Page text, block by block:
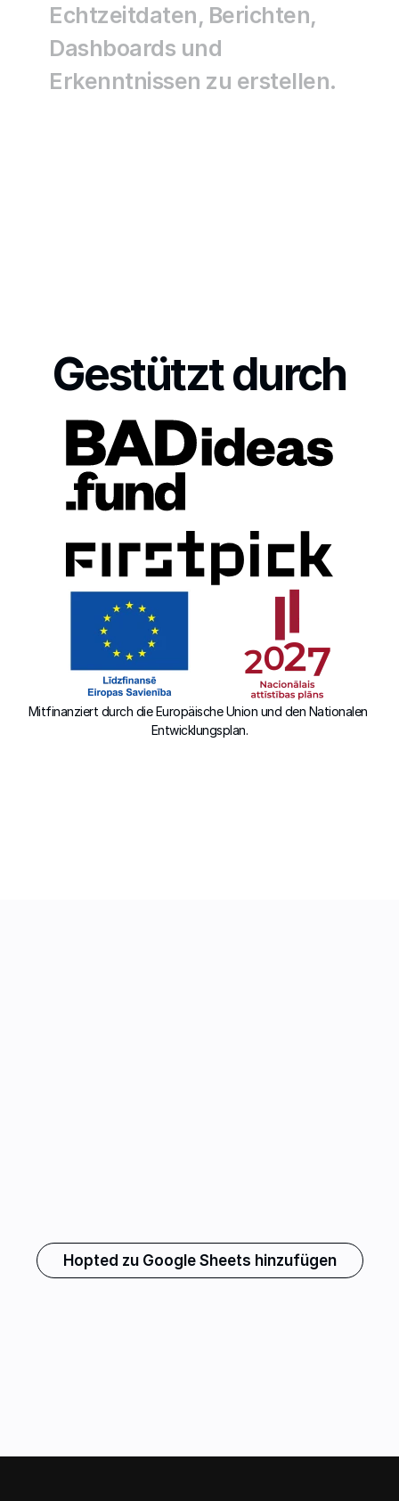
Echtzeitdaten, Berichten,
Dashboards und
Erkenntnissen zu erstellen.
Gestützt durch
Mitfinanziert durch die Europäische Union und den Nationalen
Entwicklungsplan.
Hopted zu Google Sheets hinzufügen